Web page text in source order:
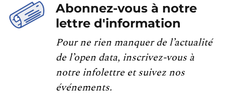
Abonnez-vous à notre
lettre d'information
Pour ne rien manquer de l’actualité
de l’open data, inscrivez-vous à
notre infolettre et suivez nos
événements.